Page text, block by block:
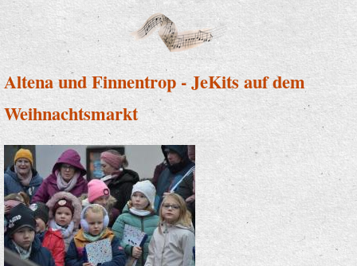
sind dabei!
Altena und Finnentrop - JeKits auf dem
Weihnachtsmarkt